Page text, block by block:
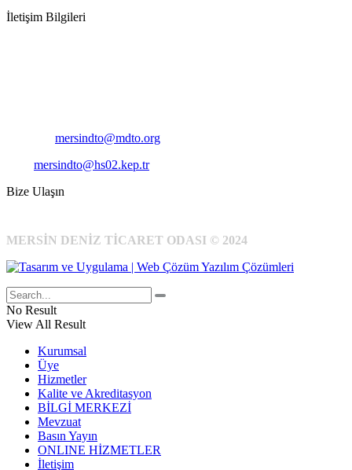
İletişim Bilgileri
mersindto@mdto.org
mersindto@hs02.kep.tr
Bize Ulaşın
MERSİN DENİZ TİCARET ODASI © 2024
No Result
View All Result
Kurumsal
Üye
Hizmetler
Kalite ve Akreditasyon
BİLGİ MERKEZİ
Mevzuat
Basın Yayın
ONLINE HİZMETLER
İletişim